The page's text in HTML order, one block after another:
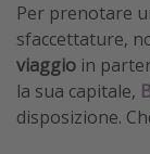
Altri argomenti
Travel
Calendario di
Per prenotare
sfaccettature,
viaggio in
la sua capitale,
disposizione.